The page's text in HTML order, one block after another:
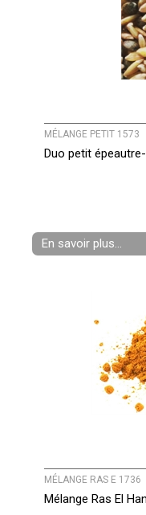
MÉLANGE PETIT 1573
Duo petit
En savoir plus...
MÉLANGE RAS E 1736
Mélange Ras El